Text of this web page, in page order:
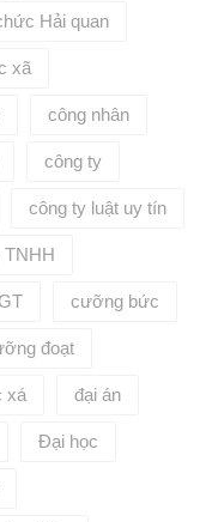
Hải quan
xã
công nhân
công ty
công ty luật uy tín
TNHH
cưỡng bức
đoạt
xá đại án
Đại học